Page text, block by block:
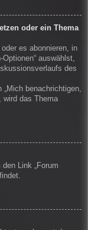
oder ein Thema
es abonnieren, in
auswählst,
des
benachrichtigen,
wird das Thema
Link „Forum